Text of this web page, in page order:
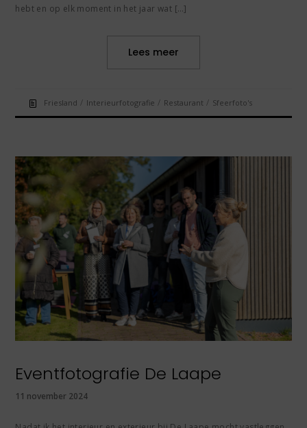
hebt en op elk moment in het jaar wat […]
Lees meer
Friesland / Interieurfotografie / Restaurant / Sfeerfoto's
Eventfotografie De Laape
11 november 2024